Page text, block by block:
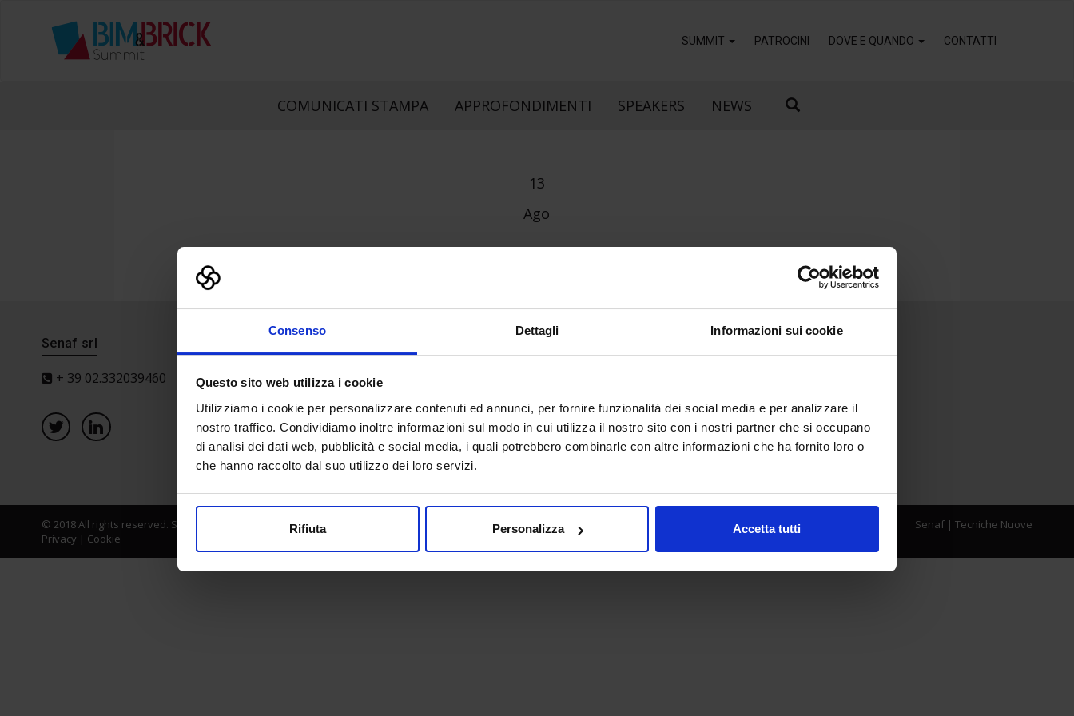
Consenso Dettagli Informazioni sui cookie
Questo sito web utilizza i cookie
Utilizziamo i cookie per personalizzare contenuti ed annunci, per fornire funzionalità dei social media e per analizzare il
nostro traffico. Condividiamo inoltre informazioni sul modo in cui utilizza il nostro sito con i nostri partner che si occupano
di analisi dei dati web, pubblicità e social media, i quali potrebbero combinarle con altre informazioni che ha fornito loro o
che hanno raccolto dal suo utilizzo dei loro servizi.
Rifiuta Personalizza Accetta tutti
SUMMIT PATROCINI DOVE E QUANDO CONTATTI
COMUNICATI STAMPA APPROFONDIMENTI SPEAKERS NEWS
13
Ago
Senaf srl
+ 39 02.332039460
© 2018 All rights reserved. Senaf srl - Gruppo Tecniche Nuove Spa - P.IVA 06382730155 - C.F. 02213830371
Privacy | Cookie
Senaf| Tecniche Nuove